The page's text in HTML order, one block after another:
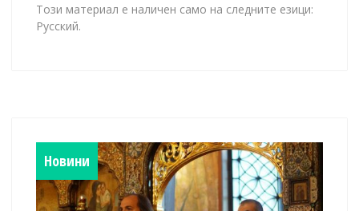
Този материал е наличен само на следните езици:
Русский.
Новини